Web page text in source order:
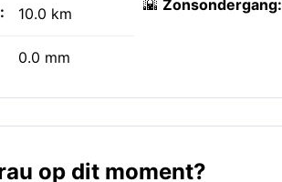
10.0 km
0.0 mm
🌇 Zonsondergang:
op dit moment?